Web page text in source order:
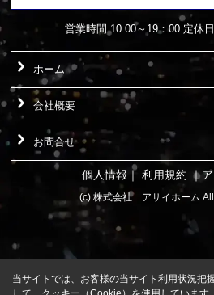
営業時間:10:00～19：00 定休
ホーム
会社概要
お問合せ
個人情報 ｜ 利用規約 ｜
(c) 株式会社 アサイホーム
当サイトでは、お客様の当サイト利用状況把